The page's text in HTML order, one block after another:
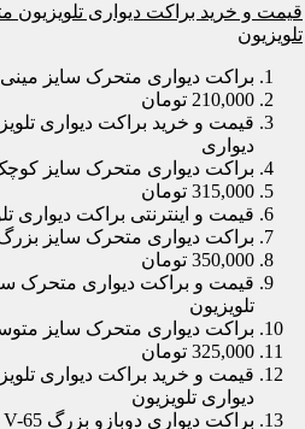
قیمت و خرید براکت دیواری تلویزیون
تلویزیون
براکت دیواری متحرک سایز مینی
210,000 تومان
قیمت و خرید براکت دیواری
دیواری
براکت دیواری متحرک سایز
315,000 تومان
قیمت و اینترنتی براکت دیواری
براکت دیواری متحرک سایز
350,000 تومان
قیمت و براکت دیواری متحرک
تلویزیون
براکت دیواری متحرک سایز
325,000 تومان
دیواری تلویزیون
براکت دیواری دوبازو بزرگ V-65